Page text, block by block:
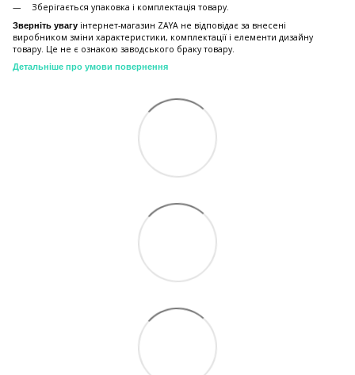
Зберiгається упаковка і комплектація товару.
Зверніть увагу інтернет-магазин ZAYA не відповідає за внесені
виробником зміни характеристики, комплектації і елементи дизайну
товару. Це не є ознакою заводського браку товару.
Детальніше про умови повернення